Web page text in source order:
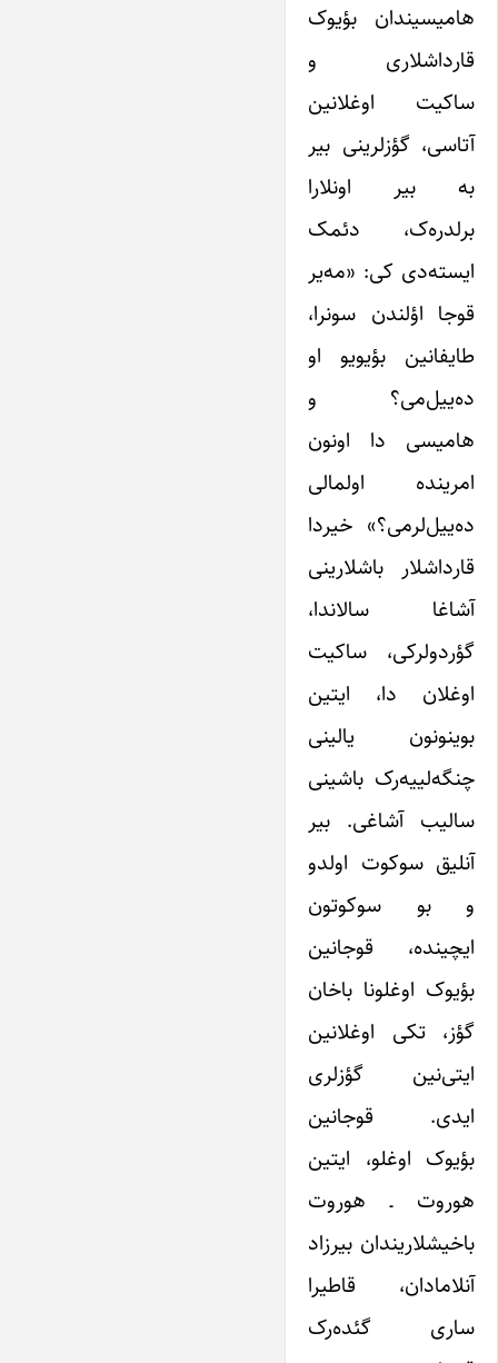
هامیسیندان بؤیوک
قارداشلاری و
ساکیت اوغلانین
آتاسی، گؤزلرینی بیر
به بیر اونلارا
برلدره‌ک، دئمک
ایسته‌دی کی: «مه‌یر
قوجا اؤلندن سونرا،
طایفانین بؤیویو او
ده‌ییل‌می؟ و
هامیسی دا اونون
امرینده اولمالی
ده‌ییل‌لرمی؟» خیردا
قارداشلار باشلارینی
آشاغا سالاندا،
گؤردولرکی، ساکیت
اوغلان دا، ایتین
بوینونون یالینی
چنگه‌لییه‌رک باشینی
سالیب آشاغی. بیر
آنلیق سوکوت اولدو
و بو سوکوتون
ایچینده، قوجانین
بؤیوک اوغلونا باخان
گؤز، تکی اوغلانین
ایتی‌نین گؤزلری
ایدی. قوجانین
بؤیوک اوغلو، ایتین
هوروت ـ هوروت
باخیشلاریندان بیرزاد
آنلامادان، قاطیرا
ساری گئده‌رک